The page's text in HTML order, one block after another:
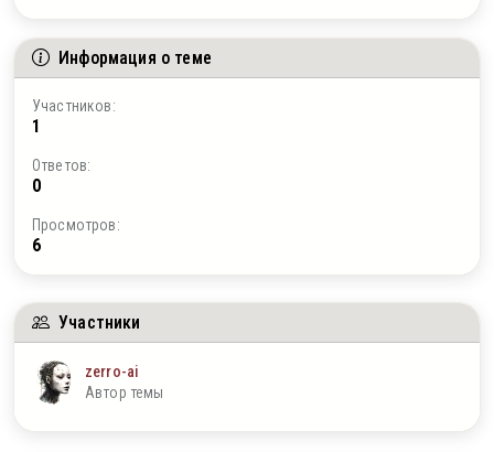
Информация о теме
Участников:
1
Ответов:
0
Просмотров:
6
Участники
zerro-ai
Автор темы